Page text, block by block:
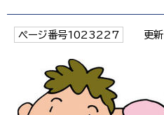
ページ番号1023227 更新